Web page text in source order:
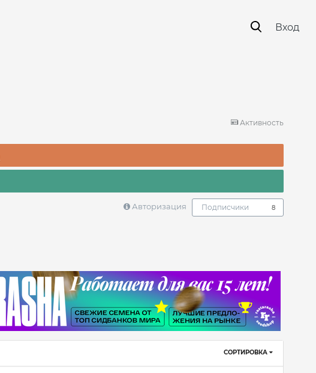
Вход
Активность
Авторизация Подписчики 8
СОРТИРОВКА